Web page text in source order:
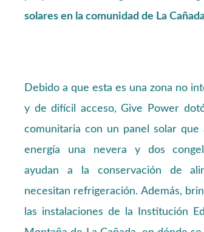
solares en la comunidad de La
Debido a que esta es una zona no
y de difícil acceso, Give Power
comunitaria con un panel solar que
energía una nevera y dos
ayudan a la conservación de
necesitan refrigeración. Además,
las instalaciones de la Institución